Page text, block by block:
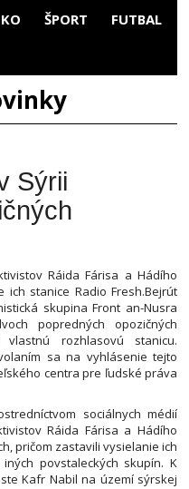
ŠPORT FUTBAL
Sýrii
Ráida Fárisa a Hádího
ich stanice Radio Fresh.Bejrút
skupina Front an-Nusra
popredných opozičných
rozhlasovú stanicu.
sa na vyhlásenie tejto
centra pre ľudské práva
sociálnych médií
Ráida Fárisa a Hádího
pričom zastavili vysielanie ich
povstaleckých skupín. K
Kafr Nabil na území sýrskej